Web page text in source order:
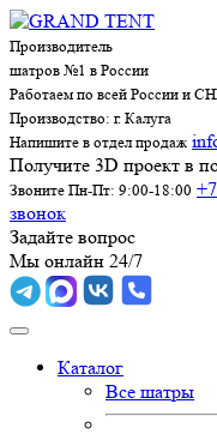
Производитель
шатров №1 в России
Работаем по всей России и
Производство: г. Калуга
Напишите в отдел продаж
Получите 3D проект в
Звоните Пн-Пт: 9:00-18:00
звонок
Задайте вопрос
Мы онлайн 24/7
Каталог
Все шатры